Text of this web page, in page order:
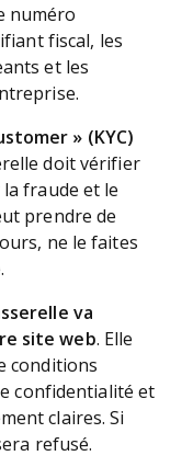
numéro
fiscal, les
et les
» (KYC)
doit vérifier
fraude et le
prendre de
ne le faites
va
site web. Elle
conditions
confidentialité et
claires. Si
refusé.